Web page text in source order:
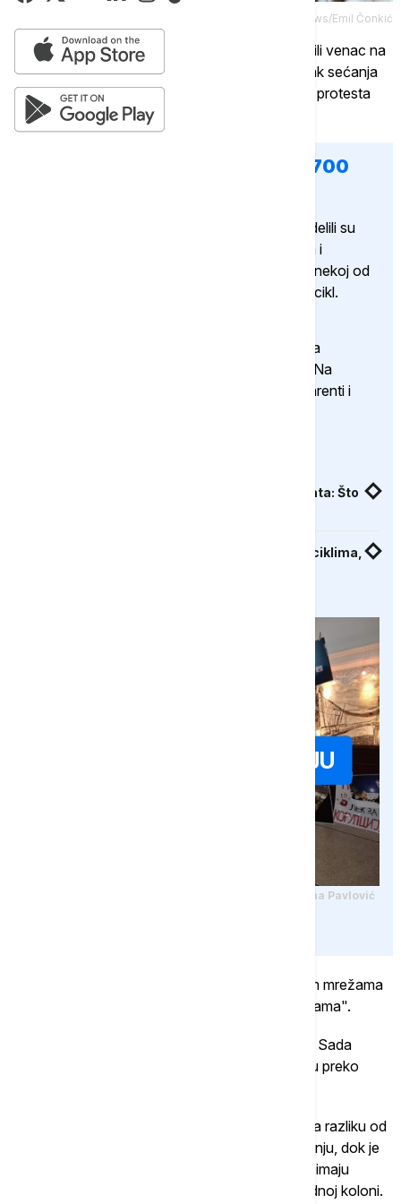
Euronews/Emil Čonkić
Učesnici skupa su nešto posle 17 časova položili venac na
grob Žarka Marinovića na Novom Groblju, u znak sećanja
na dan kada je on poginuo 1936. godine, tokom protesta
revolucionarnog studentskog pokreta.
Na protestnoj šetnji u Nišu više 700
Na Dan studenata, niški studenti u blokadi dodelili su
medalje kolegama i srednjoškolcima pešacima i
biciklistima. Više od 700 njih učestvovalo je u nekoj od
šetnji do drugih gradova ili su do tamo vozili bicikl.
U zgradi Univerziteta organizovana je i izložba
povodom 100 dana blokade fakulteta u Nišu. Na
postavci su predstavljeni najzanimljiviji transparenti i
Ministarka prosvete čestitala Dan studenata: Što
Studenti drugi dan na putu ka Strazburu biciklima,
Euronews/Ljiljana Pavlović
POGLEDAJ GALERIJU
Studenti u blokadi su ranije najavili na društvenim mrežama
da današnji Dan studenata "obeležavaju na ulicama".
Grupa studenata u blokadi koja je juče iz Novog Sada
biciklima krenula u Strazbur prešla je u Mađarsku preko
Televizija N1 je prvo javila da oni u Mađarskoj, za razliku od
onoga kako je bilo u Srbiji, nemaju policijsku pratnju, dok je
reporter Nove kasnije javio da u Mađarskoj ipak imaju
zaštitu policije, ali da više ne mogu da budu u jednoj koloni.